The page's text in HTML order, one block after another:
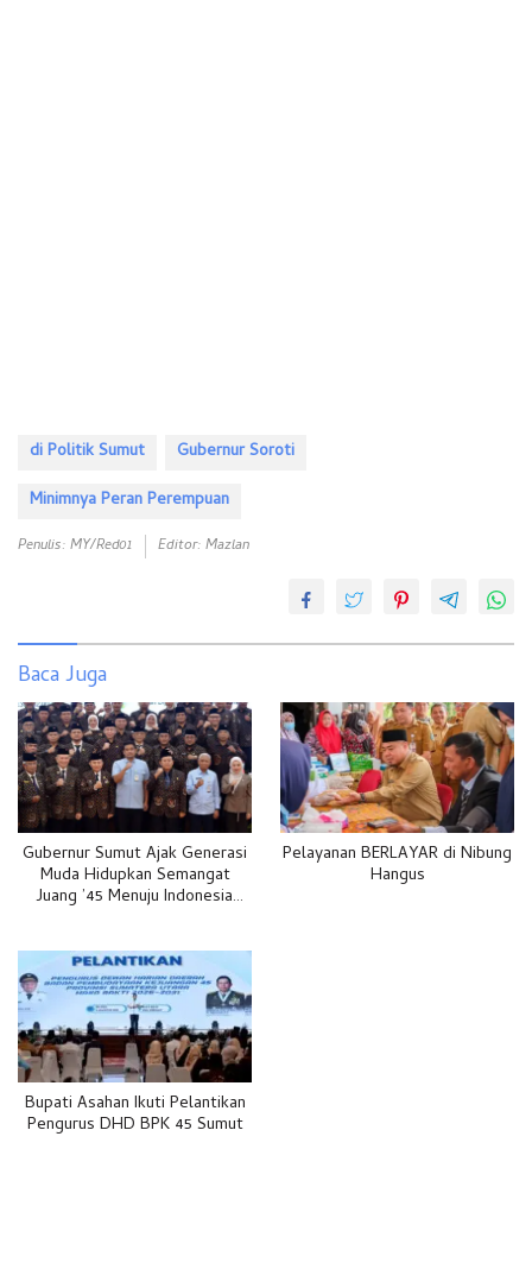
di Politik Sumut
Gubernur Soroti
Minimnya Peran Perempuan
Penulis: MY/red01 Editor: Mazlan
Baca Juga
Gubernur Sumut Ajak Generasi
Muda Hidupkan Semangat
Juang ’45 Menuju Indonesia
Pelayanan BERLAYAR di Nibung
Hangus
Bupati Asahan Ikuti Pelantikan
Pengurus DHD BPK 45 Sumut